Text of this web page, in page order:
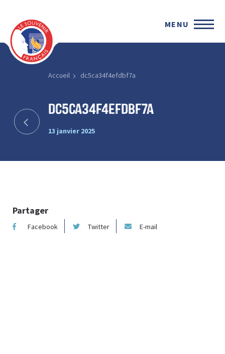
MENU
Accueil dc5ca34f4efdbf7a
dc5ca34f4efdbf7a
13 janvier 2025
Partager
Facebook Twitter E-mail